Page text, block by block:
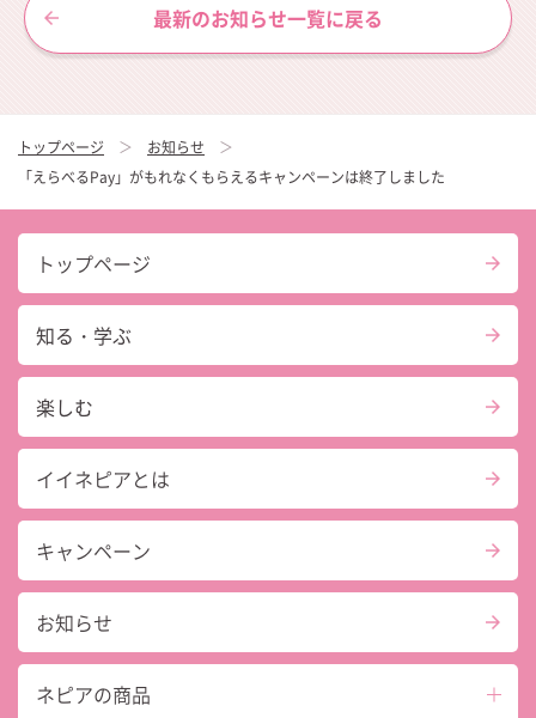
トップページ
お知らせ
「えらべるPay」がもれなくもらえるキャンペーンは終了しました
最新のお知らせ一覧に戻る
トップページ
知る・学ぶ
楽しむ
イイネピアとは
キャンペーン
お知らせ
ネピアの商品